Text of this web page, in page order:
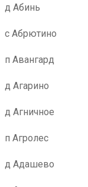
д Абинь
с Абрютино
п Авангард
д Агарино
д Агничное
п Агролес
д Адашево